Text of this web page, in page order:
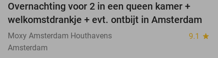
51%
Overnachting voor 2 in een queen kamer +
welkomstdrankje + evt. ontbijt in Amsterdam
Moxy Amsterdam Houthavens 9.1 star
Amsterdam